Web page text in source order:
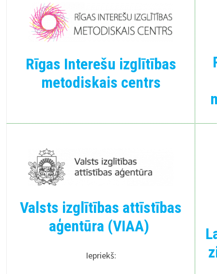
Rīgas Interešu izglītības
metodiskais centrs
Valsts izglītības attīstības
aģentūra (VIAA)
Iepriekš: